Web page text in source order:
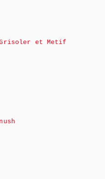
Grisoler et Metif